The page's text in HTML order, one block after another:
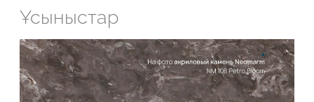
Ұсыныстар